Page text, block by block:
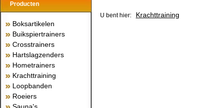
Producten
Boksartikelen
Buikspiertrainers
Crosstrainers
Hartslagzenders
Hometrainers
Krachttraining
Loopbanden
Roeiers
U bent hier: Krachttraining